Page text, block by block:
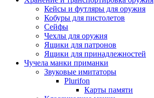
Кейсы и футляры для оружия
Кобуры для пистолетов
Сейфы
Чехлы для оружия
Ящики для патронов
Ящики для принадлежностей
Чучела манки приманки
Звуковые имитаторы
Plurifon
Карты памяти